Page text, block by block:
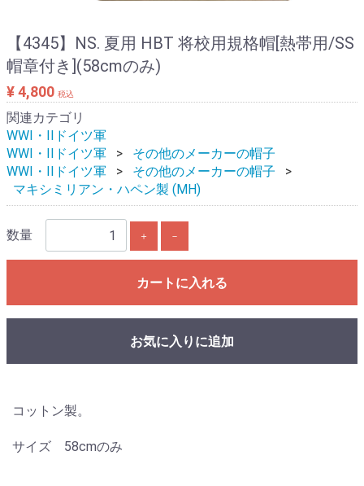
【4345】NS. 夏用 HBT 将校用規格帽[熱帯用/SS
帽章付き](58cmのみ)
¥ 4,800 税込
関連カテゴリ
WWI・IIドイツ軍
WWI・IIドイツ軍
その他のメーカーの帽子
WWI・IIドイツ軍
その他のメーカーの帽子
マキシミリアン・ハペン製 (MH)
数量 ＋ －
カートに入れる
お気に入りに追加
コットン製。
サイズ 58cmのみ